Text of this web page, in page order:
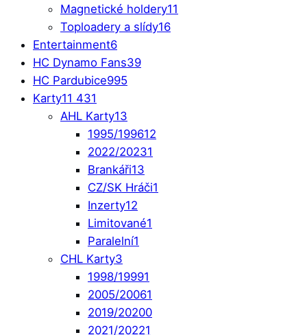
Magnetické holdery11
Toploadery a slídy16
Entertainment6
HC Dynamo Fans39
HC Pardubice995
Karty11 431
AHL Karty13
1995/199612
2022/20231
Brankáři13
CZ/SK Hráči1
Inzerty12
Limitované1
Paralelní1
CHL Karty3
1998/19991
2005/20061
2019/20200
2021/20221